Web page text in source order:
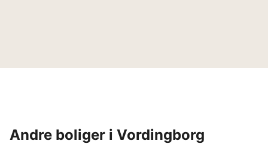
Andre boliger i Vordingborg